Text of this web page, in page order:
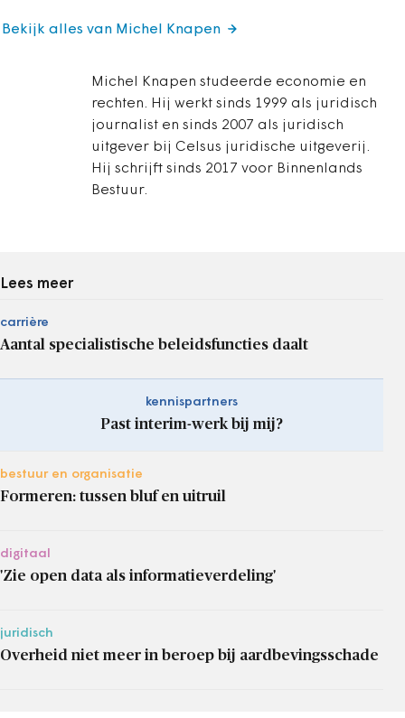
Michel Knapen studeerde economie en
rechten. Hij werkt sinds 1999 als juridisch
journalist en sinds 2007 als juridisch
uitgever bij Celsus juridische uitgeverij.
Hij schrijft sinds 2017 voor Binnenlands
Bestuur.
Bekijk alles van Michel Knapen
Lees meer
carrière
Aantal specialistische beleidsfuncties daalt
kennispartners
Past interim-werk bij mij?
bestuur en organisatie
Formeren: tussen bluf en uitruil
digitaal
'Zie open data als informatieverdeling'
juridisch
Overheid niet meer in beroep bij aardbevingsschade